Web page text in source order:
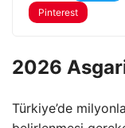
Pinterest
2026
Türkiye’de